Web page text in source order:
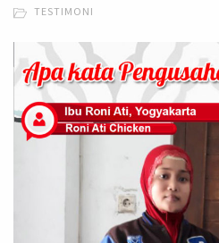
TESTIMONI